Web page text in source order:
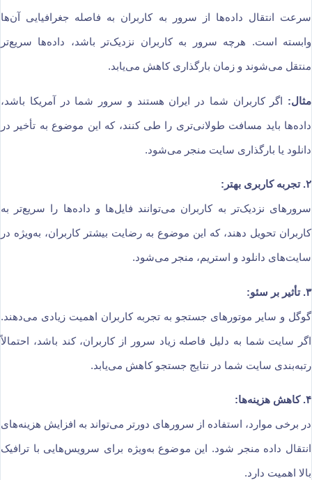
سرعت انتقال داده‌ها از سرور به کاربران به فاصله جغرافیایی آن‌ها
وابسته است. هرچه سرور به کاربران نزدیک‌تر باشد، داده‌ها سریع‌تر
منتقل می‌شوند و زمان بارگذاری کاهش می‌یابد.
مثال: اگر کاربران شما در ایران هستند و سرور شما در آمریکا باشد،
داده‌ها باید مسافت طولانی‌تری را طی کنند، که این موضوع به تأخیر در
دانلود یا بارگذاری سایت منجر می‌شود.
۲. تجربه کاربری بهتر:
سرورهای نزدیک‌تر به کاربران می‌توانند فایل‌ها و داده‌ها را سریع‌تر به
کاربران تحویل دهند، که این موضوع به رضایت بیشتر کاربران، به‌ویژه در
سایت‌های دانلود و استریم، منجر می‌شود.
۳. تأثیر بر سئو:
گوگل و سایر موتورهای جستجو به تجربه کاربران اهمیت زیادی می‌دهند.
اگر سایت شما به دلیل فاصله زیاد سرور از کاربران، کند باشد، احتمالاً
رتبه‌بندی سایت شما در نتایج جستجو کاهش می‌یابد.
۴. کاهش هزینه‌ها:
در برخی موارد، استفاده از سرورهای دورتر می‌تواند به افزایش هزینه‌های
انتقال داده منجر شود. این موضوع به‌ویژه برای سرویس‌هایی با ترافیک
بالا اهمیت دارد.